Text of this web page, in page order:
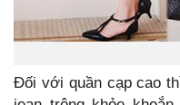
Đối với quần cạp cao